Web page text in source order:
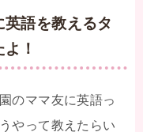
語を教えるタ
！
のママ友に英語っ
やって教えたらい